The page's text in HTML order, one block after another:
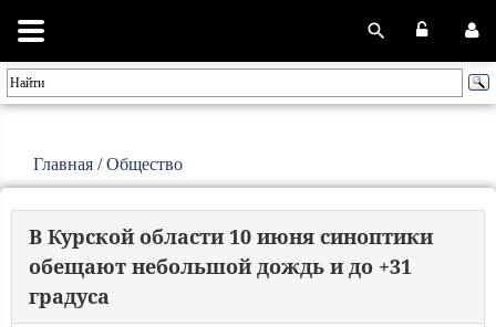
Главная /Общество
В Курской области 10 июня синоптики
обещают небольшой дождь и до +31
градуса